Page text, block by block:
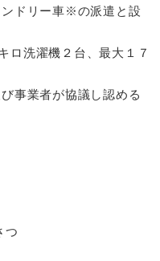
ドリー車※の派遣と設
洗濯機２台、最大１７
事業者が協議し認める
つ